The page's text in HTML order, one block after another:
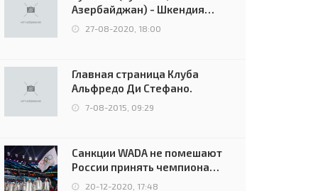
Азербайджан) - Шкендия
(Тетово, Северная
Македония) - 0:2 (0:0)
27-08-2020, 18:00
Главная страница Клуба
Альфредо Ди Стефано.
7-08-2015, 09:29
Санкции WADA не помешают
России принять чемпионат
Европы и финал Лиги
20-12-2020, 17:48